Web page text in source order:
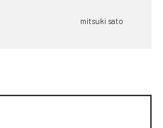
mitsuki sato